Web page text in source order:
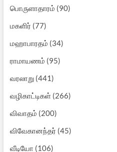
பொருளாதாரம் (90)
மகளிர் (77)
மஹாபாரதம் (34)
ராமாயணம் (95)
வரலாறு(441)
வழிகாட்டிகள்(266)
விவாதம் (200)
விவேகானந்தர் (45)
வீடியோ (106)